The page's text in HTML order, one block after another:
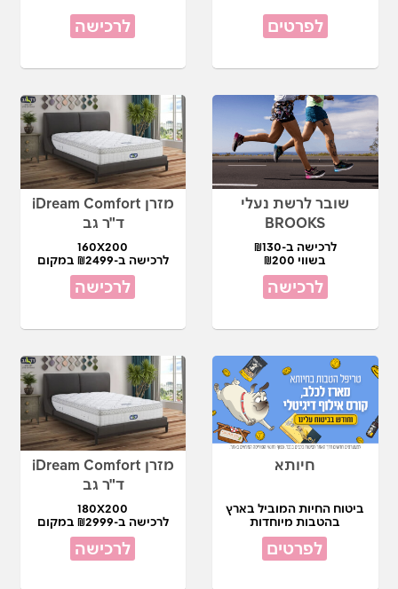
לפרטים לרכישה
שובר לרשת נעלי
BROOKS
לרכישה ב-₪130
בשווי ₪200
לרכישה
מזרן iDream Comfort
ד"ר גב
160X200
לרכישה ב-₪2499 במקום
₪5,450
לרכישה
חיותא
ביטוח החיות המוביל בארץ
בהטבות מיוחדות
לפרטים
מזרן iDream Comfort
ד"ר גב
180X200
לרכישה ב-₪2999 במקום
₪7,490
לרכישה